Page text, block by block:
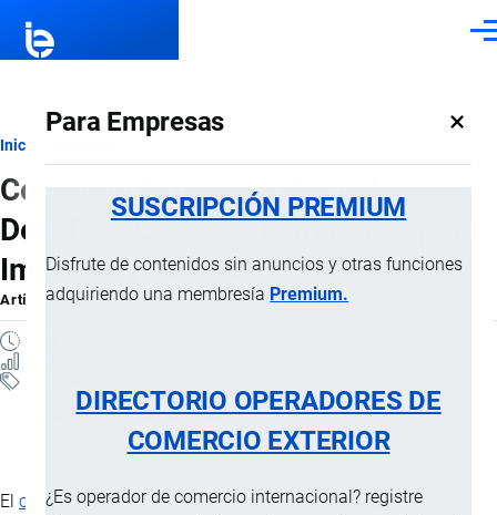
Para Empresas ×
SUSCRIPCIÓN PREMIUM
Disfrute de contenidos sin anuncios y otras funciones
adquiriendo una membresía Premium.
DIRECTORIO OPERADORES DE
COMERCIO EXTERIOR
¿Es operador de comercio internacional? registre
Ruta
de
navegación
Inicio
Comercio Exterior en Ecuador:
Desafíos, Costos y Estrategias para
Importar y Exportar con Éxito
ArtículoporJaime Mise, 23 Febrero, 2026
Operaciones internacionales
El comercio exterioren Ecuador se ha convertido en un eje